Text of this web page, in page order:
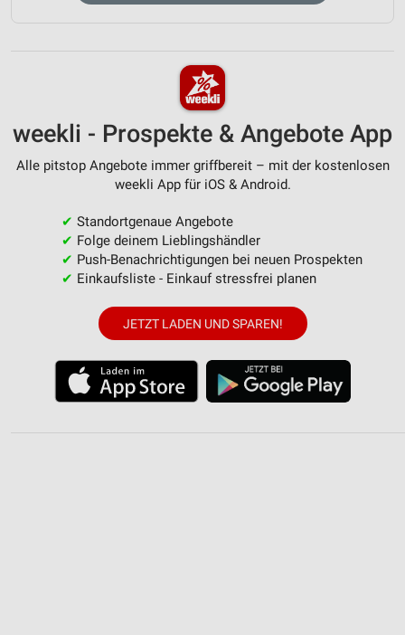
weekli - Prospekte & Angebote App
Alle pitstop Angebote immer griffbereit – mit der kostenlosen
weekli App für iOS & Android.
✔ Standortgenaue Angebote
✔ Folge deinem Lieblingshändler
✔ Push-Benachrichtigungen bei neuen Prospekten
✔ Einkaufsliste - Einkauf stressfrei planen
JETZT LADEN UND SPAREN!